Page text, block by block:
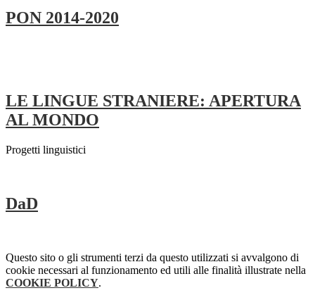
PON 2014-2020
LE LINGUE STRANIERE: APERTURA
AL MONDO
Progetti linguistici
DaD
Questo sito o gli strumenti terzi da questo utilizzati si avvalgono di
cookie necessari al funzionamento ed utili alle finalità illustrate nella
COOKIE POLICY.